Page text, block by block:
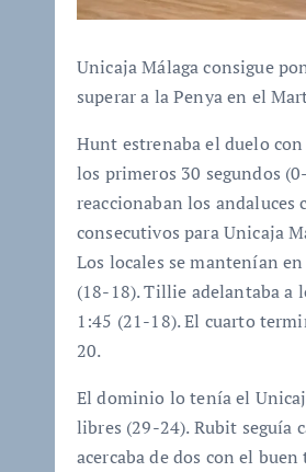
Unicaja Málaga consigue
superar a la Penya en el
Hunt estrenaba el duelo
los primeros 30 segundos
reaccionaban los
consecutivos para Unicaja
Los locales se mantenían
(18-18). Tillie adelantaba a
1:45 (21-18). El cuarto
20.
El dominio lo tenía el
libres (29-24). Rubit seguía
acercaba de dos con el